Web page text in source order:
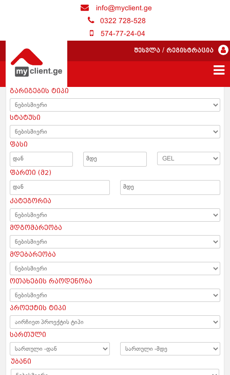
info@myclient.ge
0322 728-528
574-77-24-04
შესვლა / რეგისტრაცია
გარიგების ტიპი
სტატუსი
ფასი
ფართი (მ2)
კატეგორია
მდგომარეობა
მდებარეობა
ოთახების რაოდენობა
პროექტის ტიპი
სართული
უბანი